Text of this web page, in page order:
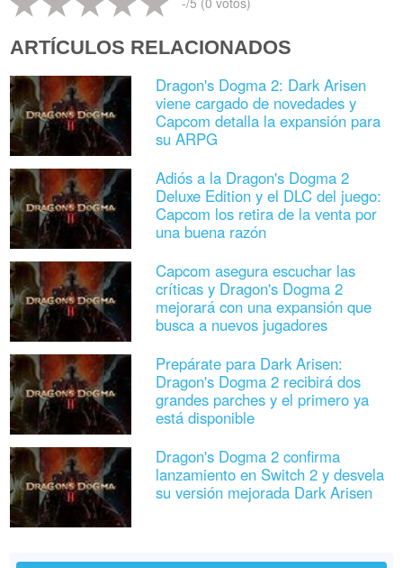
ARTÍCULOS RELACIONADOS
Dragon's Dogma 2: Dark Arisen
viene cargado de novedades y
Capcom detalla la expansión para
su ARPG
Adiós a la Dragon's Dogma 2
Deluxe Edition y el DLC del juego:
Capcom los retira de la venta por
una buena razón
Capcom asegura escuchar las
críticas y Dragon's Dogma 2
mejorará con una expansión que
busca a nuevos jugadores
Prepárate para Dark Arisen:
Dragon's Dogma 2 recibirá dos
grandes parches y el primero ya
está disponible
Dragon's Dogma 2 confirma
lanzamiento en Switch 2 y desvela
su versión mejorada Dark Arisen